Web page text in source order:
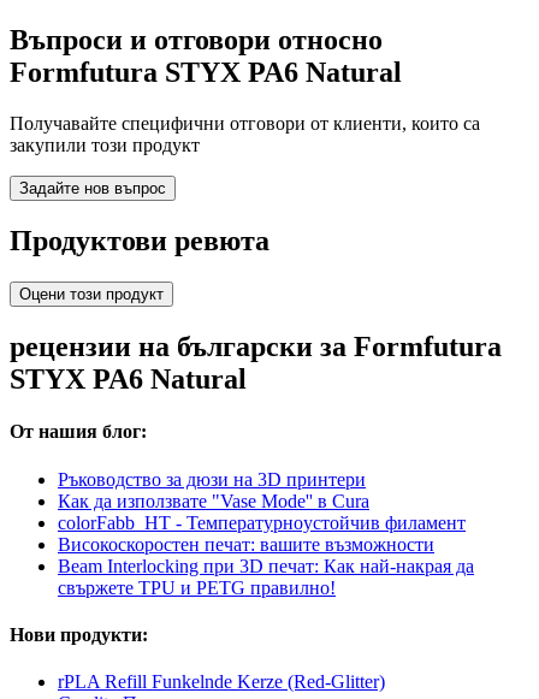
Въпроси и отговори относно
Formfutura STYX PA6 Natural
Получавайте специфични отговори от клиенти, които са
закупили този продукт
Задайте нов въпрос
Продуктови ревюта
Оцени този продукт
рецензии на български за Formfutura
STYX PA6 Natural
От нашия блог:
Ръководство за дюзи на 3D принтери
Как да използвате "Vase Mode'' в Cura
colorFabb_HT - Температурнoустойчив филамент
Високоскоростен печат: вашите възможности
Beam Interlocking при 3D печат: Как най-накрая да
свържете TPU и PETG правилно!
Нови продукти:
rPLA Refill Funkelnde Kerze (Red-Glitter)